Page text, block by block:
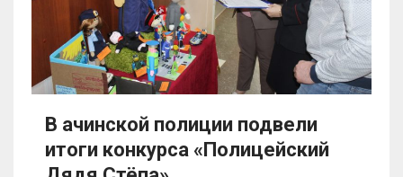
В ачинской полиции подвели
итоги конкурса «Полицейский